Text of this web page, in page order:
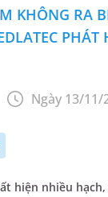
KHÔNG RA
PHÁT
Ngày 13/11/
hiện nhiều